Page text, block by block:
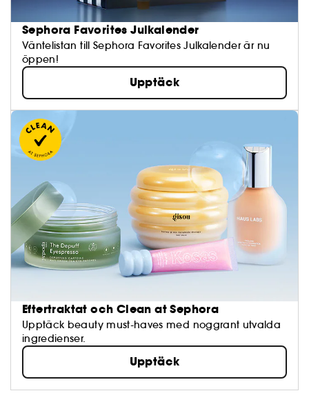
Sephora Favorites Julkalender
Väntelistan till Sephora Favorites Julkalender är nu
öppen!
Upptäck
Eftertraktat och Clean at Sephora
Upptäck beauty must-haves med noggrant utvalda
ingredienser.
Upptäck